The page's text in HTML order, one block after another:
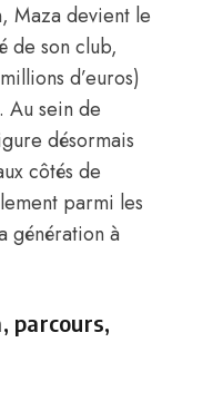
Maza devient le
de son club,
d’euros)
Au sein de
désormais
côtés de
parmi les
génération à
parcours,